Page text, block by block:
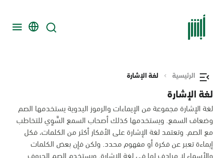
الرئيسية لغة الإشارة
لغة الإشارة
لغة الإشارة مجموعة من الإيماءات والرموز اليدوية يستخدمها الصم
وضعاف السمع. ويستخدمها كذلك أصحاب السمع السَّوِي للتخاطب
مع الصم. وتعتمد لغة الإشارة على الأفكار أكثر من الكلمات، فكل
إيماءة تعبر عن فكرة أو مفهوم محدد. ولكن فإن بعض الكلمات
والأسماء لا مرادف لها في لغة الإشارة. ويستخدم الصم الحروف